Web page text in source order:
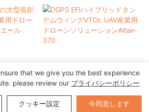
大型長
産業用
DGPS EFIハイブリッドタン
デムウィングVTOL UAV産
that we give you the best experience
please review our プライバシーポリシー
クッキー設定 今同意します
Send Inquiry